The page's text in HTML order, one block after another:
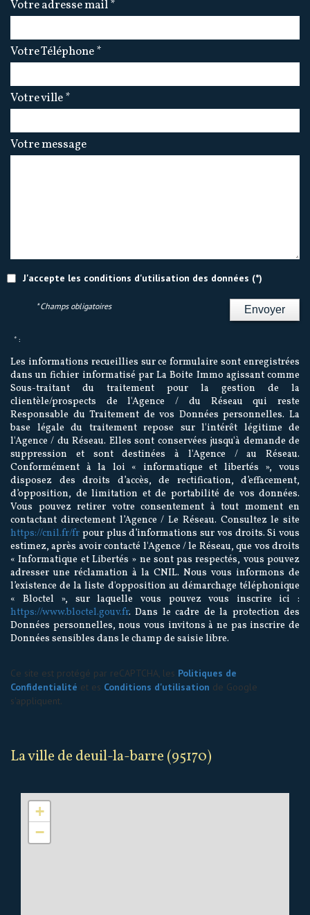
Votre adresse mail *
Votre Téléphone *
Votre ville *
Votre message
J'accepte les conditions d'utilisation des données (*)
Envoyer
* Champs obligatoires
* :
Les informations recueillies sur ce formulaire sont enregistrées
dans un fichier informatisé par La Boite Immo agissant comme
Sous-traitant du traitement pour la gestion de la
clientèle/prospects de l'Agence / du Réseau qui reste
Responsable du Traitement de vos Données personnelles. La
base légale du traitement repose sur l'intérêt légitime de
l'Agence / du Réseau. Elles sont conservées jusqu'à demande de
suppression et sont destinées à l'Agence / au Réseau.
Conformément à la loi « informatique et libertés », vous
disposez des droits d’accès, de rectification, d’effacement,
d’opposition, de limitation et de portabilité de vos données.
Vous pouvez retirer votre consentement à tout moment en
contactant directement l’Agence / Le Réseau. Consultez le site
https://cnil.fr/fr pour plus d’informations sur vos droits. Si vous
estimez, après avoir contacté l'Agence / le Réseau, que vos droits
« Informatique et Libertés » ne sont pas respectés, vous pouvez
adresser une réclamation à la CNIL. Nous vous informons de
l’existence de la liste d'opposition au démarchage téléphonique
« Bloctel », sur laquelle vous pouvez vous inscrire ici :
https://www.bloctel.gouv.fr. Dans le cadre de la protection des
Données personnelles, nous vous invitons à ne pas inscrire de
Données sensibles dans le champ de saisie libre.
Ce site est protégé par reCAPTCHA, les Politiques de
Confidentialité et es Conditions d'utilisation de Google
s'appliquent.
la ville de deuil-la-barre (95170)
+
−